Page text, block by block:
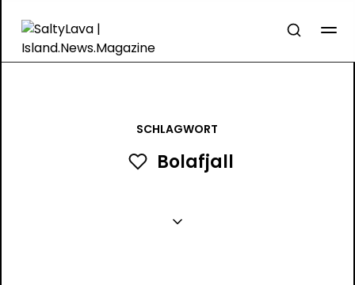
SCHLAGWORT
Bolafjall